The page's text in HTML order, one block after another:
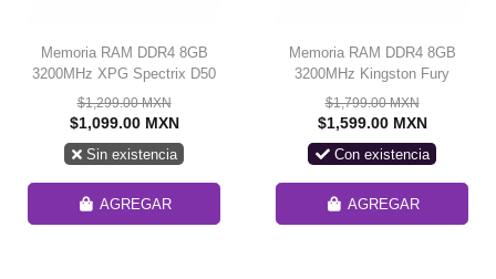
Memoria RAM DDR4 8GB
3200MHz XPG Spectrix D50
White RGB / Aura Sync /
SOLO VENTA EN
$1,299.00 MXN
$1,099.00 MXN
Sin existencia
AGREGAR
Memoria RAM DDR4 8GB
3200MHz Kingston Fury
Beast 1 Modulo Negro
KF432C16BB1/8// SOLO
$1,799.00 MXN
$1,599.00 MXN
Con existencia
AGREGAR